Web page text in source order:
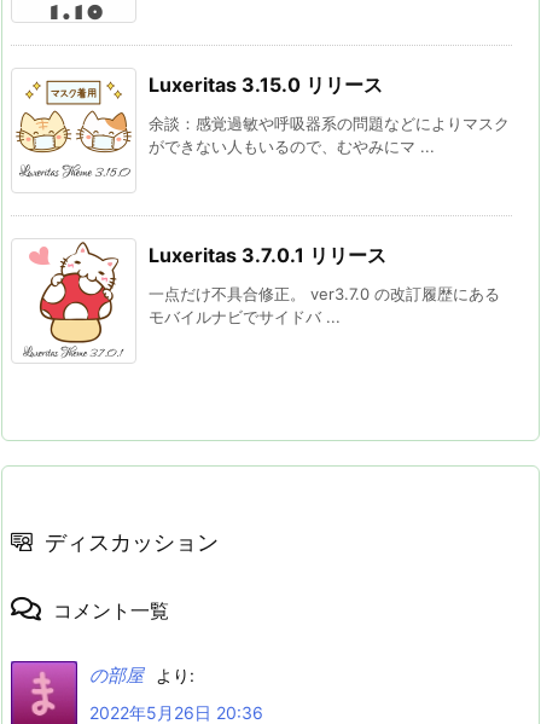
Luxeritas 3.15.0 リリース
余談：感覚過敏や呼吸器系の問題などによりマスク
ができない人もいるので、むやみにマ ...
Luxeritas 3.7.0.1 リリース
一点だけ不具合修正。 ver3.7.0 の改訂履歴にある
モバイルナビでサイドバ ...
ディスカッション
コメント一覧
の部屋
より:
2022年5月26日 20:36